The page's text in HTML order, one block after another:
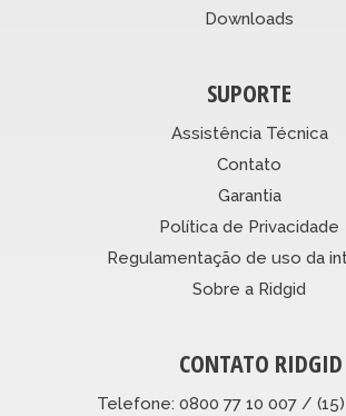
Downloads
SUPORTE
Assistência Técnica
Contato
Garantia
Política de Privacidade
Regulamentação de uso da
Sobre a Ridgid
CONTATO RIDGID
Telefone: 0800 77 10 007 / (15)